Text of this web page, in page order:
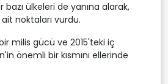
bazı ülkeleri de yanına alarak,
noktaları vurdu.
milis gücü ve 2015'teki iç
önemli bir kısmını ellerinde